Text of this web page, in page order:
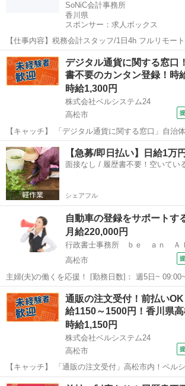
SoNiC会計事務所
香川県
スポンサー：求人ボックス
【仕事内容】税務会計スタッフ/1日4h フルリモー
県からも応募可 <仕事の魅力・会社のアピールポ
由度の高いアットホームな事務所です! 実務を通し
様々な経験を積むことができま...
アルバイト・パート
デジタル通貨に関する窓口
書不要のカンタン登録！時
時給1,300円
株式会社ベルシステム24
高松市
【キャッチ】 「デジタル通貨に関する窓口」自治
コールセンター！未経験歓迎！開始日調整OK 【コメント】 ベルシス
テム24ではWワークや扶養内勤務、短期や長期など
紹介可能！ お給料は前払いで...
香川 高松市 電話対応
【急募/即日払い】日給1万
面接なし / 履歴書不要！空いてい
シェアフル
自動車の登録をサポートす
月給220,000円
行政書士事務所 ｂｅ ａｎ Ａ
高松市
主婦(夫)の働くを応援！ [勤務日数]： 週5日~ 09:00~18:00 月/火/木/金/
日 [勤務地・最寄駅]： 香川県高松市香西付近（お客様先の1室での勤
務） 行政書士事務所 be an AID /自動車登録部門 ...
香川 高松市 一般事務
通販の注文受付！前払い
給1150～1500円！香川県高
時給1,150円
株式会社ベルシステム24
高松市
【キャッチ】 「通販の注文受付」高松市内！ベル
紹介します！コールセンター・事務 【コメント】 ベルシステム24なら
香川 高松市 電話対応